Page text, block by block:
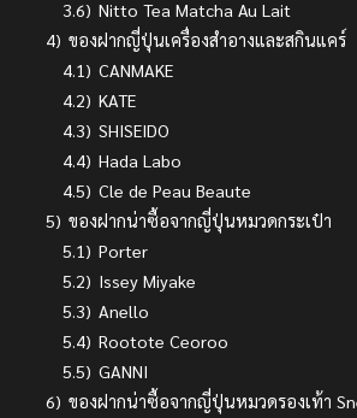
3.6) Nitto Tea Matcha Au Lait
4) ของฝากญี่ปุ่นเครื่องสําอางและสกินแคร์
4.1) CANMAKE
4.2) KATE
4.3) SHISEIDO
4.4) Hada Labo
4.5) Cle de Peau Beaute
5) ของฝากน่าซื้อจากญี่ปุ่นหมวดกระเป๋า
5.1) Porter
5.2) Issey Miyake
5.3) Anello
5.4) Rootote Ceoroo
5.5) GANNI
6) ของฝากน่าซื้อจากญี่ปุ่นหมวดรองเท้า